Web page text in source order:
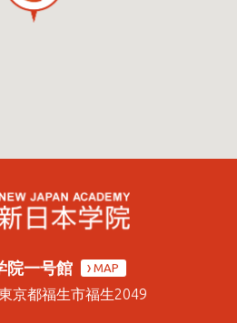
院一号館 MAP
京都福生市福生2049